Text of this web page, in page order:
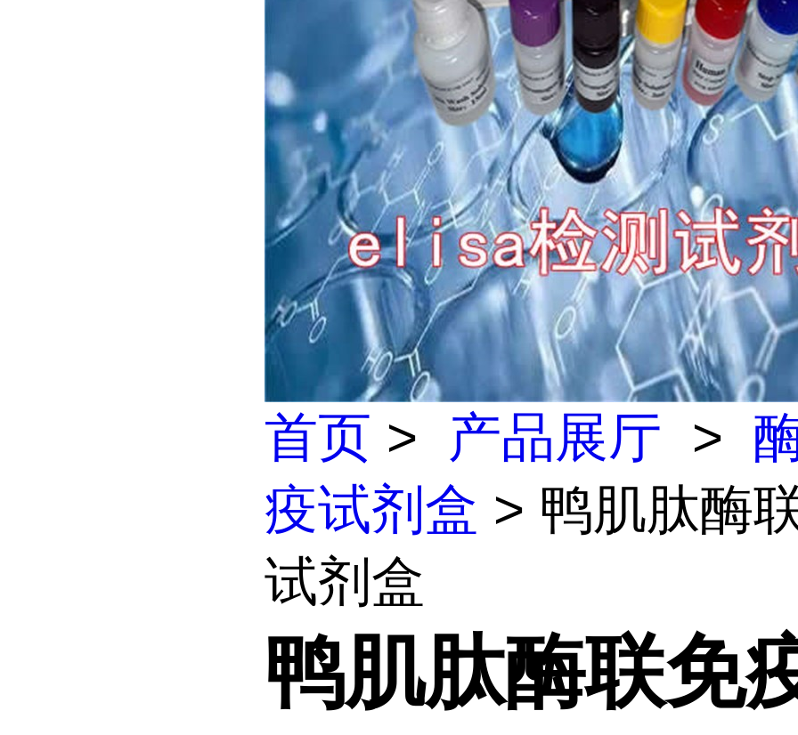
首页 > 产品展厅 >
疫试剂盒 > 鸭肌肽酶
试剂盒
鸭肌肽酶联免